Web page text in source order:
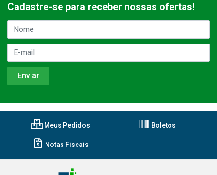
Cadastre-se para receber nossas ofertas!
Meus Pedidos Boletos
Notas Fiscais